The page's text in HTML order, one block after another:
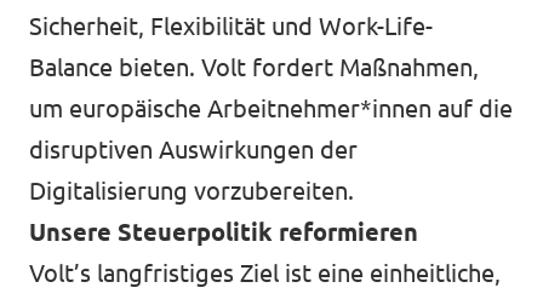
Sicherheit, Flexibilität und Work-Life-
Balance bieten. Volt fordert Maßnahmen,
um europäische Arbeitnehmer*innen auf die
disruptiven Auswirkungen der
Digitalisierung vorzubereiten.
Unsere Steuerpolitik reformieren
Volt’s langfristiges Ziel ist eine einheitliche,